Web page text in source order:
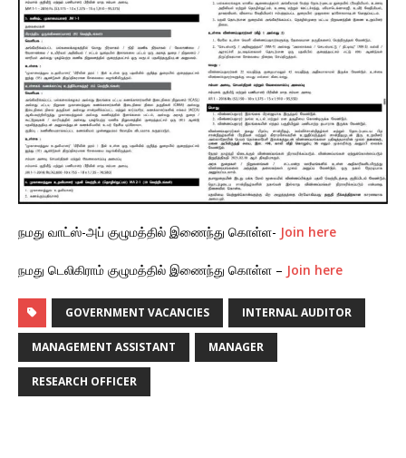
நமது வாட்ஸ்-அப் குழுமத்தில் இணைந்து கொள்ள- Join here
நமது டெலிகிராம் குழுமத்தில் இணைந்து கொள்ள – Join here
GOVERNMENT VACANCIES INTERNAL AUDITOR
MANAGEMENT ASSISTANT MANAGER
RESEARCH OFFICER